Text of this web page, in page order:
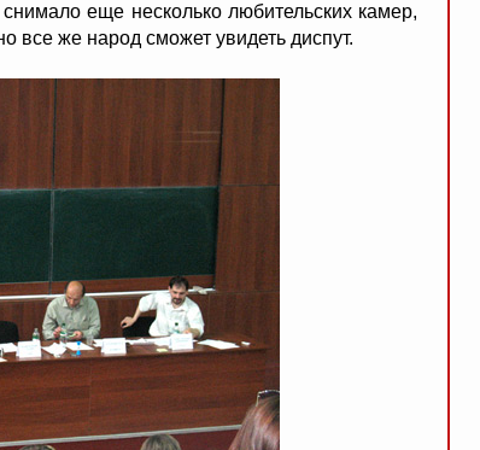
еще несколько любительских камер,
все же народ сможет увидеть диспут.